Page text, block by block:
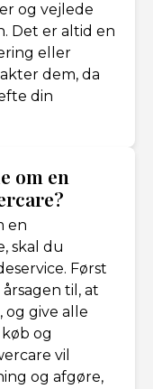
og vejlede
Det er altid en
eller
dem, da
din
om en
en
skal du
Først
til, at
give alle
og
vil
og afgøre,